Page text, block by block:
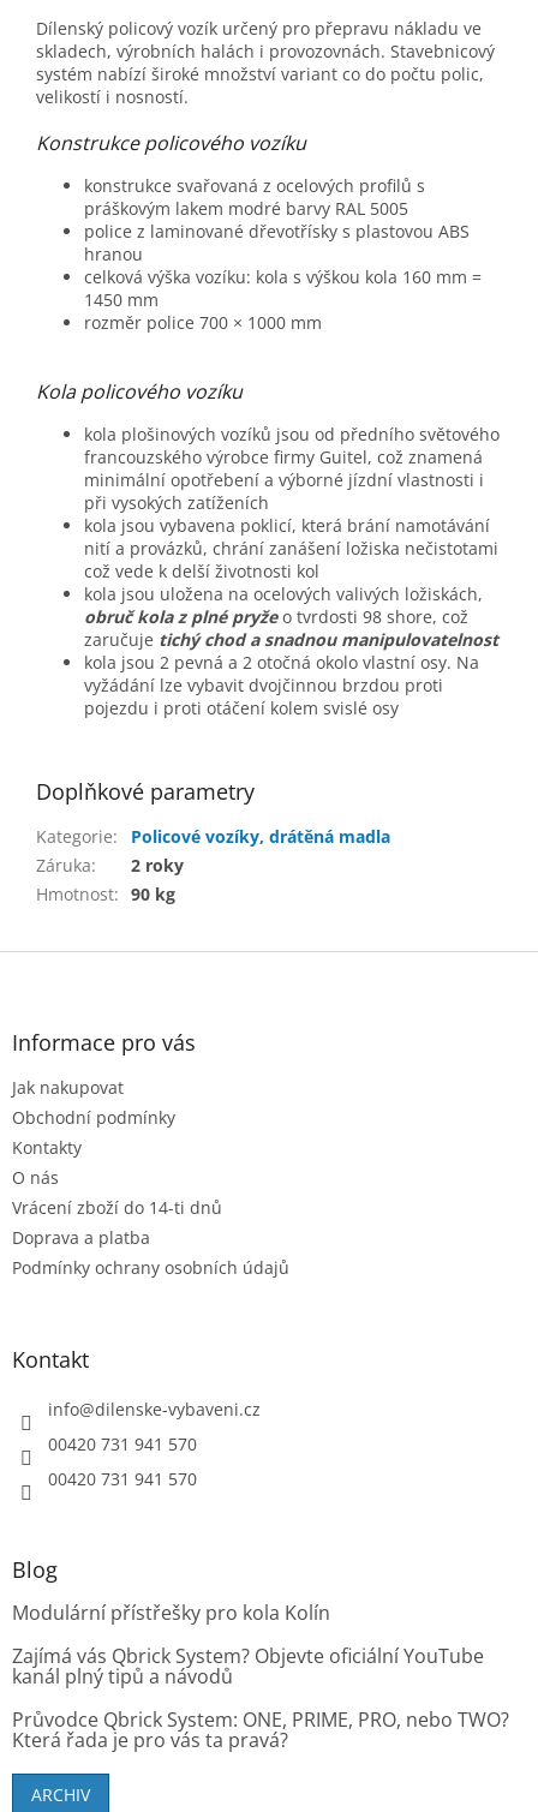
Dílenský policový vozík určený pro přepravu nákladu ve
skladech, výrobních halách i provozovnách. Stavebnicový
systém nabízí široké množství variant co do počtu polic,
velikostí i nosností.
Konstrukce policového vozíku
konstrukce svařovaná z ocelových profilů s
práškovým lakem modré barvy RAL 5005
police z laminované dřevotřísky s plastovou ABS
hranou
celková výška vozíku: kola s výškou kola 160 mm =
1450 mm
rozměr police 700 × 1000 mm
Kola policového vozíku
kola plošinových vozíků jsou od předního světového
francouzského výrobce firmy Guitel, což znamená
minimální opotřebení a výborné jízdní vlastnosti i
při vysokých zatíženích
kola jsou vybavena poklicí, která brání namotávání
nití a provázků, chrání zanášení ložiska nečistotami
což vede k delší životnosti kol
kola jsou uložena na ocelových valivých ložiskách,
obruč kola z plné pryžeo tvrdosti 98 shore, což
zaručuje tichý chod a snadnou manipulovatelnost
kola jsou 2 pevná a 2 otočná okolo vlastní osy. Na
vyžádání lze vybavit dvojčinnou brzdou proti
pojezdu i proti otáčení kolem svislé osy
Doplňkové parametry
Kategorie:
Policové vozíky, drátěná madla
Záruka:
2 roky
Hmotnost: 90 kg
Z
Informace pro vás
Jak nakupovat
Obchodní podmínky
Kontakty
O nás
Vrácení zboží do 14-ti dnů
Doprava a platba
Podmínky ochrany osobních údajů
Kontakt
info@dilenske-vybaveni.cz
00420 731 941 570
00420 731 941 570
Blog
Modulární přístřešky pro kola Kolín
Zajímá vás Qbrick System? Objevte oficiální YouTube
kanál plný tipů a návodů
Průvodce Qbrick System: ONE, PRIME, PRO, nebo TWO?
Která řada je pro vás ta pravá?
ARCHIV